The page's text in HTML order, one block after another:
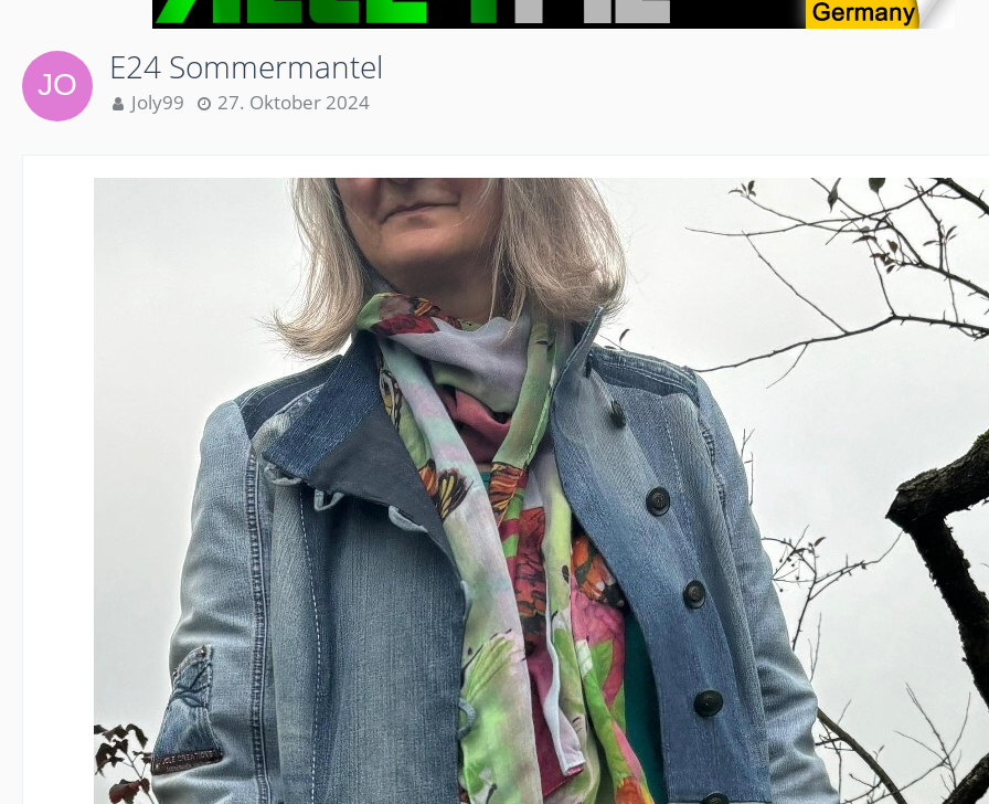
E24 Sommermantel
Joly99 27. Oktober 2024